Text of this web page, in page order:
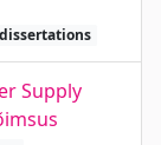
dissertations
Supply